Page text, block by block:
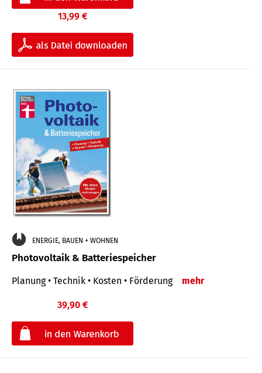
13,99 €
ENERGIE, BAUEN + WOHNEN
Photovoltaik & Batteriespeicher
Planung • Technik • Kosten • Förderung mehr
39,90 €